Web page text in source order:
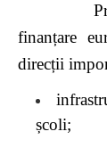
Prin
finanțare
direcții
școli;